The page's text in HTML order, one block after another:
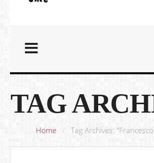
TAG
Home / Tag Archives: